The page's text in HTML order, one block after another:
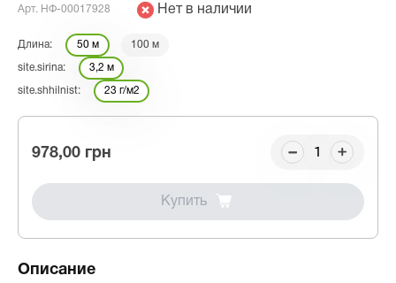
Арт. НФ-00017928 Нет в наличии
Длина: 50 м 100 м
site.sirina: 3,2 м
site.shhilnist: 23 г/м2
978,00 грн
Купить
Описание